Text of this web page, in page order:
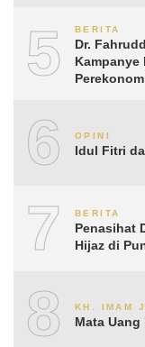
5 BERITA
Dr.
Kampanye
6 OPINI
Idul Fitri
7 BERITA
Penasihat
Hijaz di
8 KH. IMAM
Mata